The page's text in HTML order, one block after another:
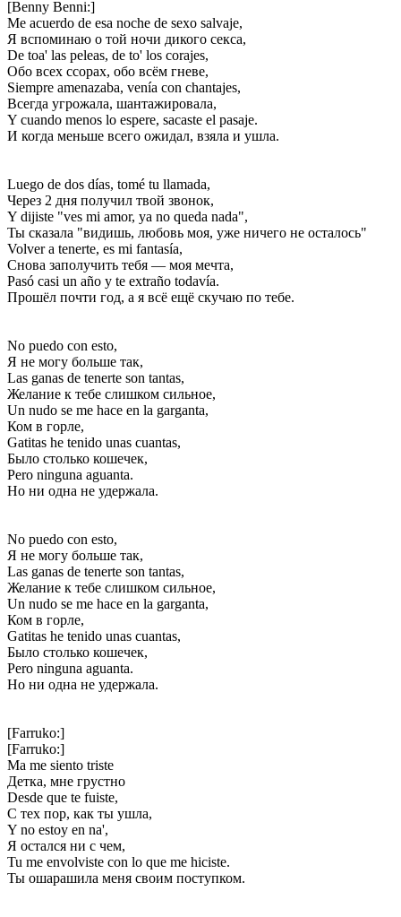
[Benny Benni:]
Me acuerdo de esa noche de sexo salvaje,
Я вспоминаю о той ночи дикого секса,
De toa' las peleas, de to' los corajes,
Обо всех ссорах, обо всём гневе,
Siempre amenazaba, venía con chantajes,
Всегда угрожала, шантажировала,
Y cuando menos lo espere, sacaste el pasaje.
И когда меньше всего ожидал, взяла и ушла.
Luego de dos días, tomé tu llamada,
Через 2 дня получил твой звонок,
Y dijiste "ves mi amor, ya no queda nada",
Ты сказала "видишь, любовь моя, уже ничего не осталось"
Volver a tenerte, es mi fantasía,
Снова заполучить тебя — моя мечта,
Pasó casi un año y te extraño todavía.
Прошёл почти год, а я всё ещё скучаю по тебе.
No puedo con esto,
Я не могу больше так,
Las ganas de tenerte son tantas,
Желание к тебе слишком сильное,
Un nudo se me hace en la garganta,
Ком в горле,
Gatitas he tenido unas cuantas,
Было столько кошечек,
Pero ninguna aguanta.
Но ни одна не удержала.
No puedo con esto,
Я не могу больше так,
Las ganas de tenerte son tantas,
Желание к тебе слишком сильное,
Un nudo se me hace en la garganta,
Ком в горле,
Gatitas he tenido unas cuantas,
Было столько кошечек,
Pero ninguna aguanta.
Но ни одна не удержала.
[Farruko:]
[Farruko:]
Ma me siento triste
Детка, мне грустно
Desde que te fuiste,
С тех пор, как ты ушла,
Y no estoy en na',
Я остался ни с чем,
Tu me envolviste con lo que me hiciste.
Ты ошарашила меня своим поступком.